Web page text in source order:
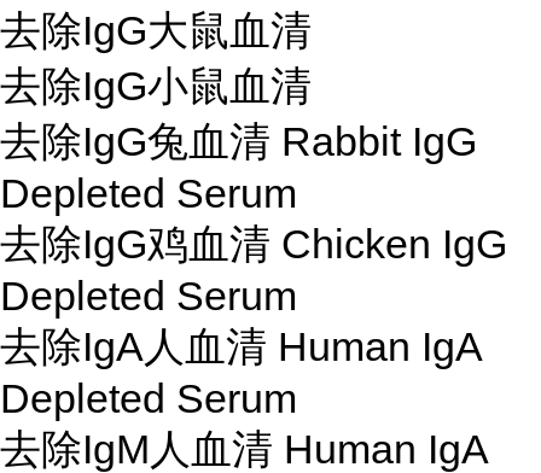
去除IgG大鼠血清
去除IgG小鼠血清
去除IgG兔血清 Rabbit IgG
Depleted Serum
去除IgG鸡血清 Chicken IgG
Depleted Serum
去除IgA人血清 Human IgA
Depleted Serum
去除IgM人血清 Human IgA